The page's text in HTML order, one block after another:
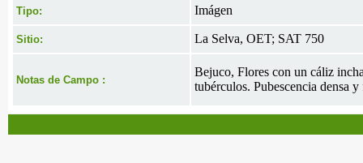
Tipo: Imágen
Sitio: La Selva, OET; SAT 750
Notas de Campo :
Bejuco, Flores con un cáliz
tubérculos. Pubescencia densa